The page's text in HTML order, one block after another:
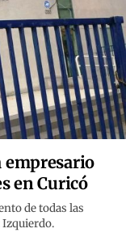
en Curicó
de todas las
Izquierdo.